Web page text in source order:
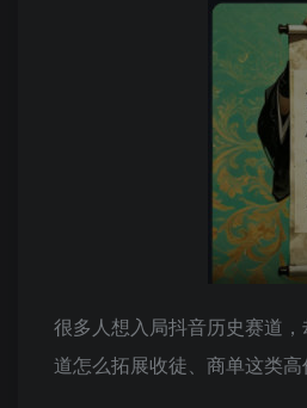
很多人想入局抖音历史赛道
道怎么拓展收徒、商单这类